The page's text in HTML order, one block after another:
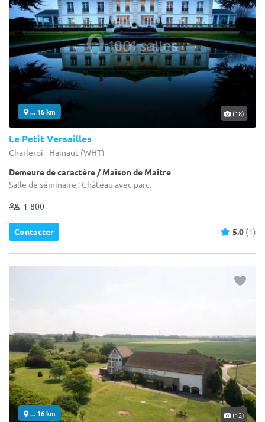
... 16 km (18)
Le Petit Versailles
Charleroi - Hainaut (WHT)
Demeure de caractère / Maison de Maître
Salle de séminaire : Château avec parc.
1-800
Contacter 5.0 (1)
... 16 km (12)